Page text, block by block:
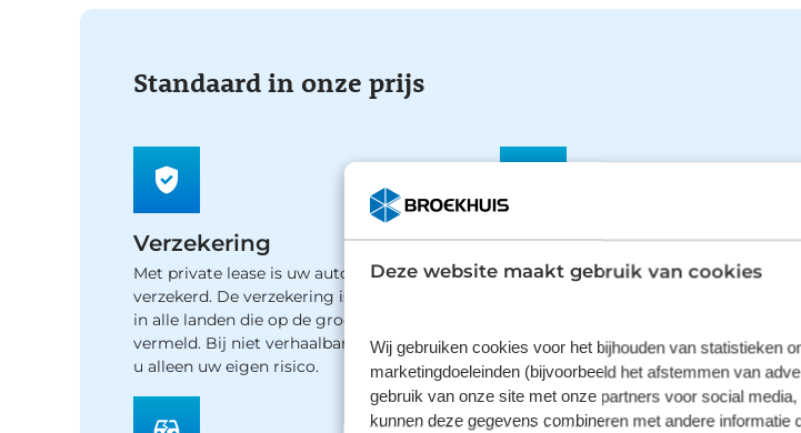
Deze website maakt gebruik van cookies
Wij gebruiken cookies voor het bijhouden van statistieken
marketingdoeleinden (bijvoorbeeld het afstemmen van
gebruik van onze site met onze partners voor social
kunnen deze gegevens combineren met andere informatie
Standaard in onze prijs
Verzekering
Met private lease is uw auto all-risk
verzekerd. De verzekering is van toepassing
in alle landen die op de groene kaart worden
vermeld. Bij niet verhaalbare schade betaalt
u alleen uw eigen risico.
Onderhoud
De auto toe aan onderhoud? Ga naar
van Broekhuis Lease. De rest regelen
voor u!